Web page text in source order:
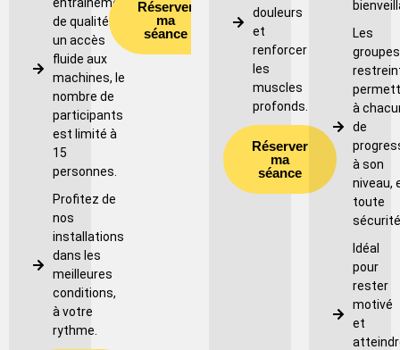
de qualité et
un accès
fluide aux
machines, le
nombre de
participants
est limité à
15
personnes.
Profitez de
nos
installations
dans les
meilleures
conditions,
à votre
rythme.
Réserver
ma
séance
douleurs
et
renforcer
les
muscles
profonds.
Réserver
ma
séance
Les
groupes
à
de
à son
niveau,
toute
Idéal
pour
rester
motivé
et